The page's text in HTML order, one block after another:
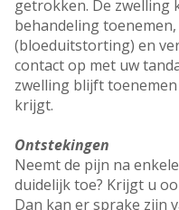
getrokken. De zwelling
behandeling
(bloeduitstorting) en
contact op met uw
zwelling blijft
krijgt.
Ontstekingen
Neemt de pijn na
duidelijk toe? Krijgt u
Dan kan er sprake zijn